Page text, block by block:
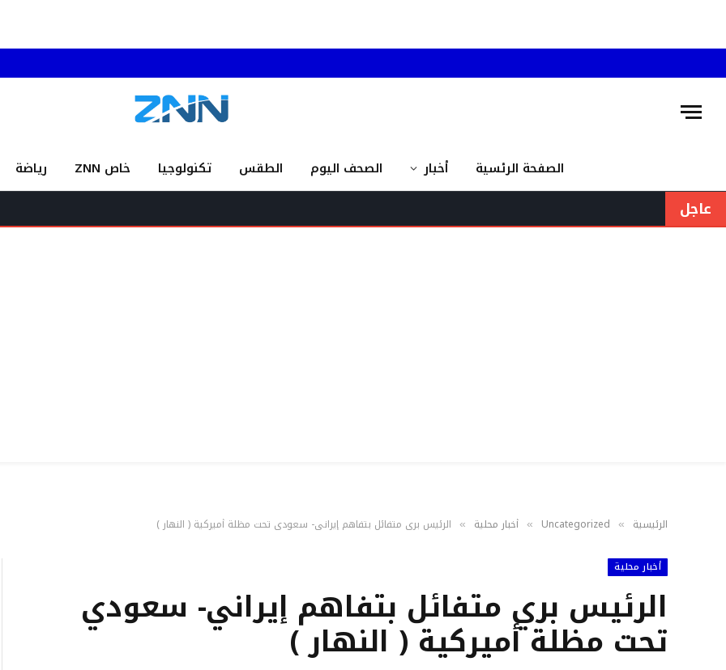
الصفحة الرئسية أخبار الصحف اليوم الطقس تكنولوجيا خاص ZNN رياضة
عاجل
الرئيسية »
Uncategorized
» أخبار محلية » الرئيس بري متفائل بتفاهم إيراني- سعودي تحت مظلة أميركية ( النهار )
أخبار محلية
الرئيس بري متفائل بتفاهم إيراني- سعودي
تحت مظلة أميركية ( النهار )